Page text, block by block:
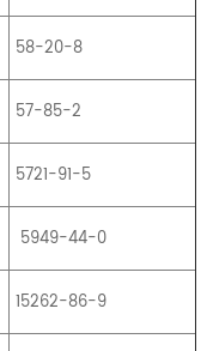
58-20-8
57-85-2
5721-91-5
5949-44-0
15262-86-9